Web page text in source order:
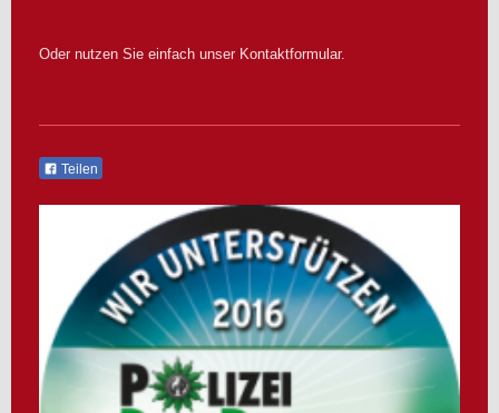
Oder nutzen Sie einfach unser Kontaktformular.
Teilen